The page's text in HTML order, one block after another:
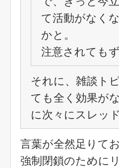
て活動がなく
かと。
注意されても
それに、雑談ト
ても全く効果が
に次々にスレッ
言葉が全然足りて
強制閉鎖のために